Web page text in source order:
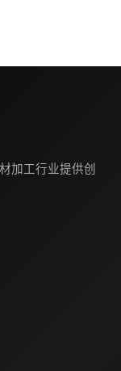
加工行业提供创